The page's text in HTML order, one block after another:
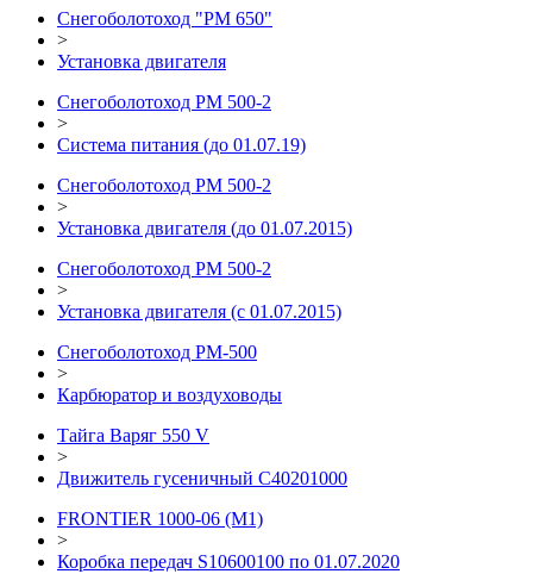
Снегоболотоход "РМ 650"
>
Установка двигателя
Снегоболотоход РМ 500-2
>
Система питания (до 01.07.19)
Снегоболотоход РМ 500-2
>
Установка двигателя (до 01.07.2015)
Снегоболотоход РМ 500-2
>
Установка двигателя (с 01.07.2015)
Снегоболотоход РМ-500
>
Карбюратор и воздуховоды
Тайга Варяг 550 V
>
Движитель гусеничный C40201000
FRONTIER 1000-06 (М1)
>
Коробка передач S10600100 по 01.07.2020